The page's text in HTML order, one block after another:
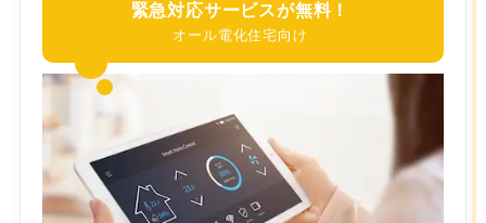
緊急対応サービスが無料！
オール電化住宅向け